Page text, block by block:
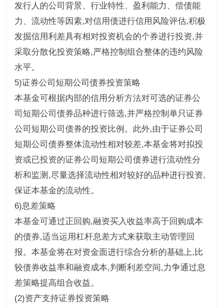
发行人的公司背景、行业特性、盈利能力、偿债能
力、流动性等因素,对信用债进行信用风险评估,积极
发掘信用利差具有相对投资机会的个券进行投资,并
采取分散化投资策略,严格控制组合整体的违约风险
水平。
5)证券公司短期公司债券投资策略
本基金可根据内部的信用分析方法对可选的证券公
司短期公司债券品种进行筛选,并严格控制单只证券
公司短期公司债券的投资比例。此外,由于证券公司
短期公司债券整体流动性相对较差,本基金将对拟投
资或已投资的证券公司短期公司债券进行流动性分
析和监测,尽量选择流动性相对较好的品种进行投资,
保证本基金的流动性。
6)息差策略
本基金可通过正回购,融资买入收益率高于回购成本
的债券,适当运用杠杆息差方式来获取主动管理回
报。本基金将在对资金面进行综合分析的基础上,比
较债券收益率和融资成本,判断利差空间,力争通过息
差策略提高组合收益。
(2)资产支持证券投资策略